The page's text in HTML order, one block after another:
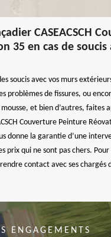
CASEACSCH
35 en cas de soucis
soucis avec vos murs
problèmes de fissures, ou
et bien d’autres, faites
Couverture Peinture
donne la garantie d’une
prix qui ne sont pas chers. Pour
contact avec ses chargés
ENGAGEMENTS